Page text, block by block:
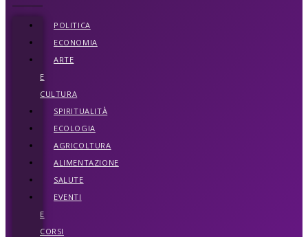
POLITICA
ECONOMIA
ARTE
E
CULTURA
SPIRITUALITÀ
ECOLOGIA
AGRICOLTURA
ALIMENTAZIONE
SALUTE
EVENTI
E
CORSI